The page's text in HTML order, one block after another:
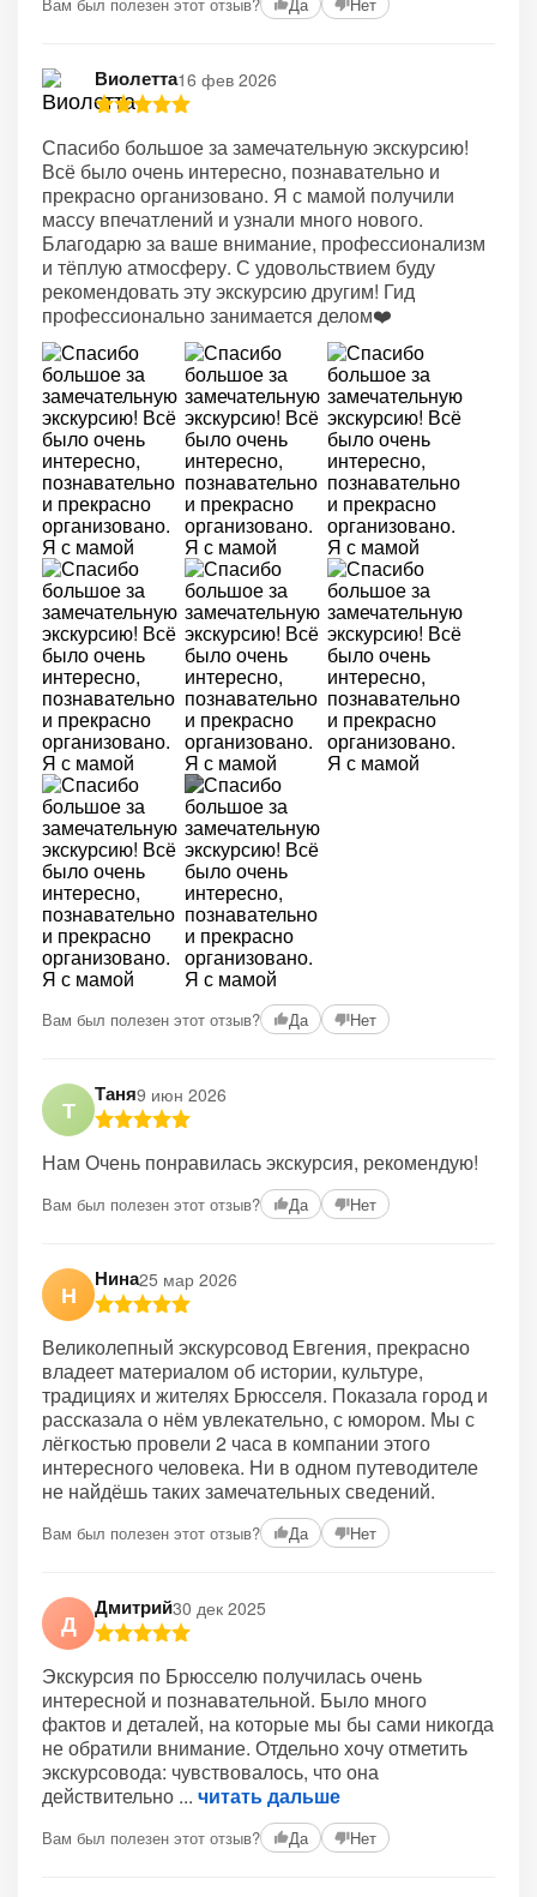
Виолетта16 фев 2026
Спасибо большое за замечательную экскурсию!
Всё было очень интересно, познавательно и
прекрасно организовано. Я с мамой получили
массу впечатлений и узнали много нового.
Благодарю за ваше внимание, профессионализм
и тёплую атмосферу. С удовольствием буду
рекомендовать эту экскурсию другим! Гид
профессионально занимается делом❤️
Вам был полезен этот отзыв? Да Нет
Т
Таня9 июн 2026
Нам Очень понравилась экскурсия, рекомендую!
Вам был полезен этот отзыв? Да Нет
Н
Нина25 мар 2026
Великолепный экскурсовод Евгения, прекрасно
владеет материалом об истории, культуре,
традициях и жителях Брюсселя. Показала город и
рассказала о нём увлекательно, с юмором. Мы с
лёгкостью провели 2 часа в компании этого
интересного человека. Ни в одном путеводителе
не найдёшь таких замечательных сведений.
Вам был полезен этот отзыв? Да Нет
Д
Дмитрий30 дек 2025
Экскурсия по Брюсселю получилась очень
интересной и познавательной. Было много
фактов и деталей, на которые мы бы сами никогда
не обратили внимание. Отдельно хочу отметить
экскурсовода: чувствовалось, что она
действительно
читать дальше
Вам был полезен этот отзыв? Да Нет